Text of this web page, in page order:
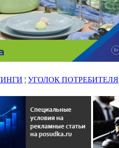
¦ УГОЛОК ПОТРЕБИТЕЛЯ